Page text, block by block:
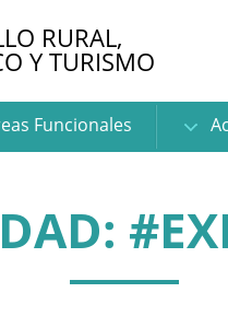
RURAL,
Y TURISMO
Funcionales